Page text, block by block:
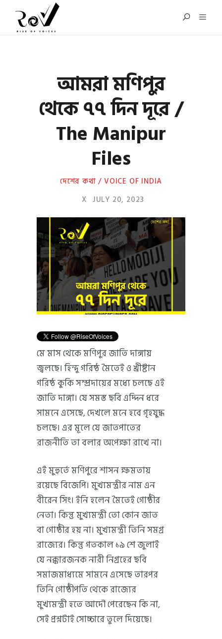
আমরা মণিপুর
থেকে ৭৭ দিন দূরে /
The Manipur
Files
দেশের কথা / VOICE OF INDIA
X JULY 20, 2023
মে মাস থেকে মণিপুর জাতি দাঙ্গায়
জ্বলছে। হিন্দু গরিষ্ঠ মৈতেই ও খ্রীষ্টান
গরিষ্ঠ কুকি সম্প্রদায়ের মধ্যে চলছে এই
জাতি দাঙ্গা। যে সমস্ত ছবি এদ্দিন ধরে
সামনে এসেছে, দেখলে মনে হবে গৃহযুদ্ধ
চলছে। এর মূলে যে জাতপাতের
রাজনীতি তা বলার অপেক্ষা রাখে না।
এই মুহুর্তে মণিপুরে শাসন ক্ষমতায়
রয়েছে বিজেপি। মুখ্যমন্ত্রীর নাম এন
বীরেন সিং। ইনি হলেন মৈতেই গোষ্ঠীর
নেতা। কিন্তু মুখ্যমন্ত্রী তো কোন জাত
বা গোষ্ঠীর হয় না। মুখ্যমন্ত্রী তিনি সমগ্র
রাজ্যের। কিন্তু গতকাল ১৯ শে জুলাই
যে নক্কারজনক নারী নিগ্রহের ছবি
সমাজমাধ্যমে সামনে এসেছে তারপর
তিনি গোষ্ঠীপতি থেকে রাজ্যের
মুখ্যমন্ত্রী হতে আদৌ পেরেছেন কি না,
সেই প্রশ্নটাই সোচ্চারে তুলে দিয়েছে।